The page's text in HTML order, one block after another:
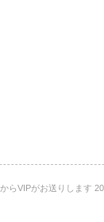
らVIPがお送りします